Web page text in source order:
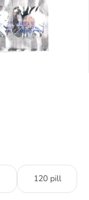
120 pill